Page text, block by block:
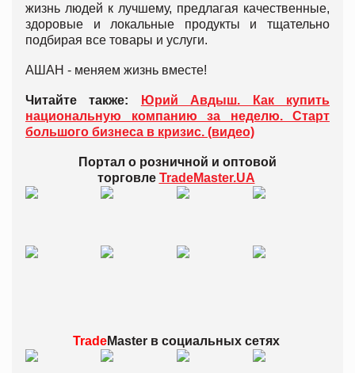
жизнь людей к лучшему, предлагая качественные,
здоровые и локальные продукты и тщательно
подбирая все товары и услуги.
АШАН - меняем жизнь вместе!
Читайте также:
Юрий Авдыш. Как купить
национальную компанию за неделю. Старт
большого бизнеса в кризис. (видео)
Портал о розничной и оптовой
торговле TradeMaster.UA
TradeMaster всоциальных сетях